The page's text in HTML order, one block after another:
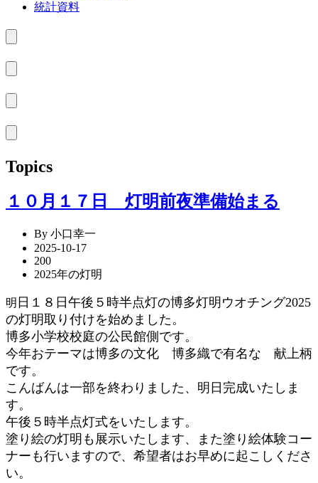
統計資料
Topics
１０月１７日 灯明前夜準備始まる
By 小口幸一
2025-10-17
200
2025年の灯明
明 日１８日午後５時半点灯の博多灯明ウオチング2025
の灯明取り付けを始めました。
博多小学校校庭の公民館側です。
今年おテーマは博多の文化 博多織で有名な 献上柄
です。
こんばんは一部を終わりました、明日完成いたしま
す。
午後５時半点灯式をいたします。
塗り絵の灯明も展示いたします、また塗り絵体験コー
ナーも行いますので、希望者はお早めに起こしくださ
い。